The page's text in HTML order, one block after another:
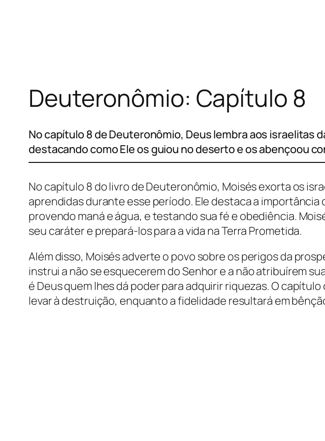
conteúdoDeuteronômio: Capítulo 8
No capítulo 8 de Deuteronômio, Deus lembra aos israelitas
destacando como Ele os guiou no deserto e os abençoou
No capítulo 8 do livro de Deuteronômio, Moisés exorta os
aprendidas durante esse período. Ele destaca a
provendo maná e água, e testando sua fé e obediência.
seu caráter e prepará-los para a vida na Terra Prometida.
Além disso, Moisés adverte o povo sobre os perigos da
instrui a não se esquecerem do Senhor e a não atribuírem
é Deus quem lhes dá poder para adquirir riquezas. O
levar à destruição, enquanto a fidelidade resultará em